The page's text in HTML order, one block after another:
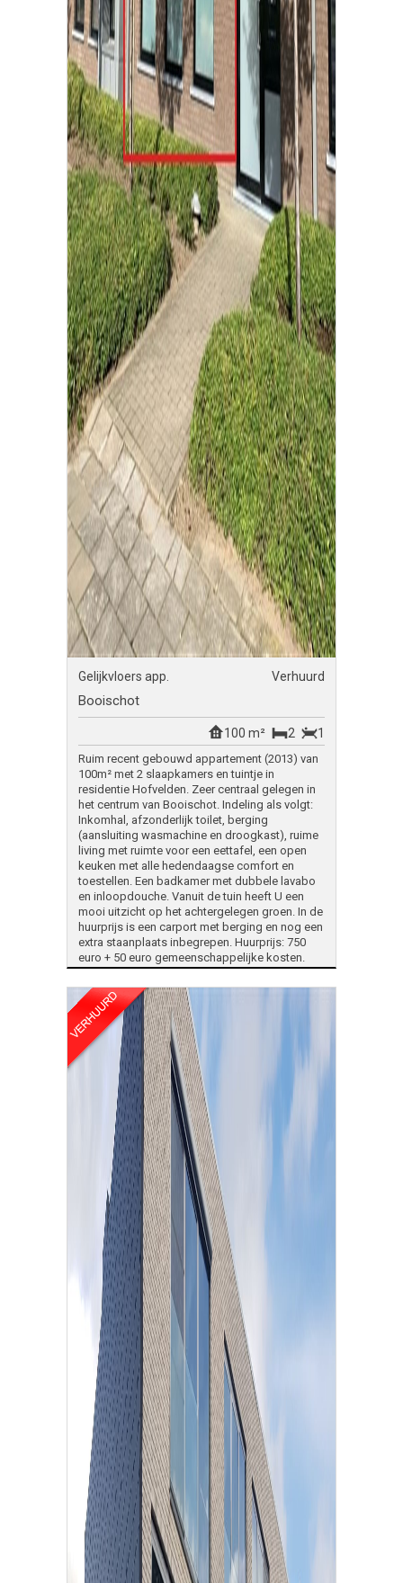
Gelijkvloers app. Verhuurd
Booischot
1
2
100 m²
Ruim recent gebouwd appartement (2013) van
100m² met 2 slaapkamers en tuintje in
residentie Hofvelden. Zeer centraal gelegen in
het centrum van Booischot. Indeling als volgt:
Inkomhal, afzonderlijk toilet, berging
(aansluiting wasmachine en droogkast), ruime
living met ruimte voor een eettafel, een open
keuken met alle hedendaagse comfort en
toestellen. Een badkamer met dubbele lavabo
en inloopdouche. Vanuit de tuin heeft U een
mooi uitzicht op het achtergelegen groen. In de
huurprijs is een carport met berging en nog een
extra staanplaats inbegrepen. Huurprijs: 750
euro + 50 euro gemeenschappelijke kosten.